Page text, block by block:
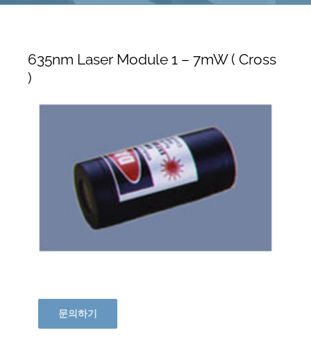
635nm Laser Module 1 – 7mW ( Cross
)
문의하기